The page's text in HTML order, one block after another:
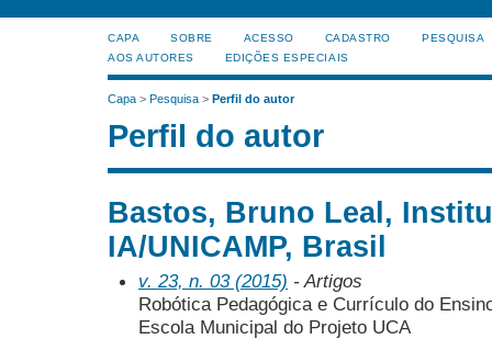
CAPA SOBRE ACESSO CADASTRO
PESQUISA
AOS AUTORES
EDIÇÕES ESPECIAIS
Capa > Pesquisa > Perfil do autor
Perfil do autor
Bastos, Bruno Leal,
IA/UNICAMP, Brasil
v. 23, n. 03 (2015) - Artigos
Robótica Pedagógica e Currículo do
Escola Municipal do Projeto UCA